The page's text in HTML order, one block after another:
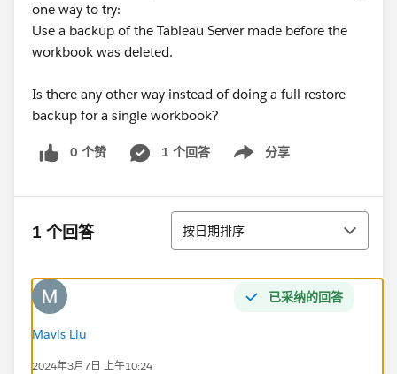
one way to try:
Use a backup of the Tableau Server made before the
workbook was deleted.
Is there any other way instead of doing a full restore
backup for a single workbook?
0 个赞 1 个回答 分享
Show menu
1 个回答 排序
按日期排序
已采纳的回答
Mavis Liu
2024年3月7日 上午10:24